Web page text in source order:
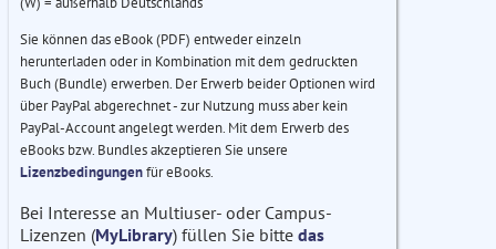
Sie können das eBook (PDF) entweder einzeln
herunterladen oder in Kombination mit dem gedruckten
Buch (Bundle) erwerben. Der Erwerb beider Optionen wird
über PayPal abgerechnet - zur Nutzung muss aber kein
PayPal-Account angelegt werden. Mit dem Erwerb des
eBooks bzw. Bundles akzeptieren Sie unsere
Lizenzbedingungenfür eBooks.
Bei Interesse an Multiuser- oder Campus-
Lizenzen (MyLibrary) füllen Sie bitte das